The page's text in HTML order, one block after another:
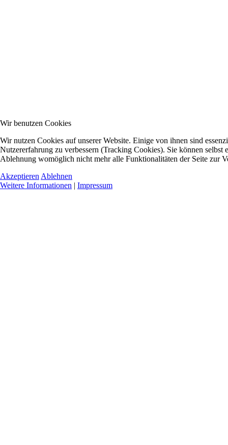
Wir benutzen Cookies
Wir nutzen Cookies auf unserer Website. Einige von ihnen sind
Nutzererfahrung zu verbessern (Tracking Cookies). Sie können selbst
Ablehnung womöglich nicht mehr alle Funktionalitäten der Seite zur
Akzeptieren Ablehnen
Weitere Informationen | Impressum